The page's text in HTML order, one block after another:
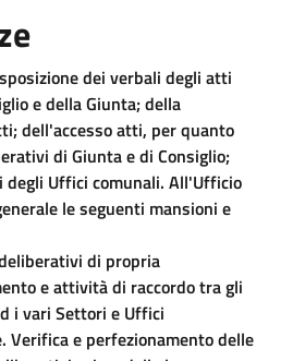
dei verbali degli atti
e della Giunta; della
dell'accesso atti, per quanto
di Giunta e di Consiglio;
degli Uffici comunali. All'Ufficio
le seguenti mansioni e
di propria
e attività di raccordo tra gli
i vari Settori e Uffici
Verifica e perfezionamento delle